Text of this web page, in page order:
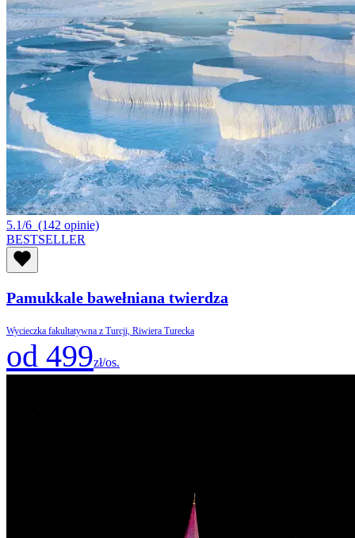
5.1/6 (142 opinie)
BESTSELLER
Pamukkale bawełniana twierdza
Wycieczka fakultatywna z Turcji, Riwiera Turecka
od 499zł/os.